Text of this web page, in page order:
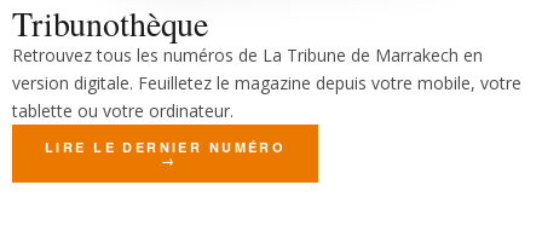
Tribunothèque
Retrouvez tous les numéros de La Tribune de Marrakech en
version digitale. Feuilletez le magazine depuis votre mobile, votre
tablette ou votre ordinateur.
LIRE LE DERNIER NUMÉRO